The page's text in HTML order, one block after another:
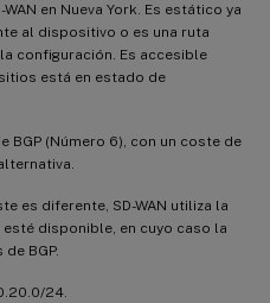
en Nueva York. Es estático ya
al dispositivo o es una ruta
configuración. Es accesible
está en estado de
BGP (Número 6), con un coste de
es diferente, SD-WAN utiliza la
disponible, en cuyo caso la
BGP.
24.